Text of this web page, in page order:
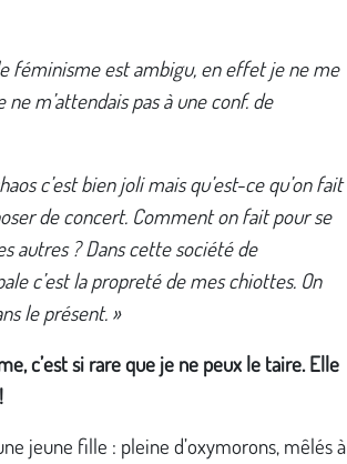
féminisme est ambigu, en effet je ne me
m’attendais pas à une conf. de
c’est bien joli mais qu’est-ce qu’on fait
de concert. Comment on fait pour se
autres ? Dans cette société de
c’est la propreté de mes chiottes. On
le présent. »
c’est si rare que je ne peux le taire. Elle
jeune fille : pleine d’oxymorons, mêlés à